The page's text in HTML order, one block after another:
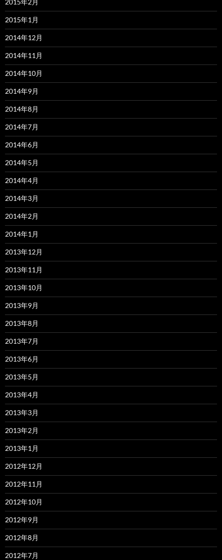
2015年1月
2014年12月
2014年11月
2014年10月
2014年9月
2014年8月
2014年7月
2014年6月
2014年5月
2014年4月
2014年3月
2014年2月
2014年1月
2013年12月
2013年11月
2013年10月
2013年9月
2013年8月
2013年7月
2013年6月
2013年5月
2013年4月
2013年3月
2013年2月
2013年1月
2012年12月
2012年11月
2012年10月
2012年9月
2012年8月
2012年7月